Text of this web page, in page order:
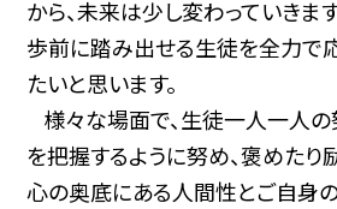
から、未来は少し変わっていきま
歩前に踏み出せる生徒を全力で
たいと思います。
様々な場面で、生徒一人一人
を把握するように努め、褒めたり
心の奥底にある人間性とご自身